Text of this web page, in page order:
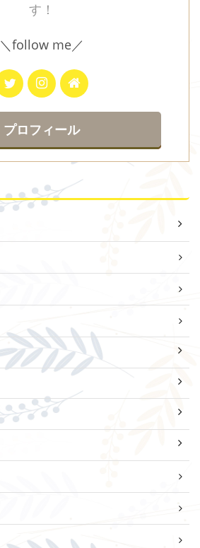
す！
＼follow me／
プロフィール